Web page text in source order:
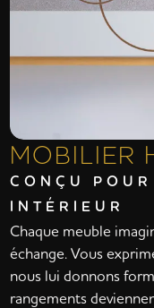
MOBILIER
CONÇU
INTÉRIEUR
Chaque meuble
échange. Vous
nous lui donnons
rangements